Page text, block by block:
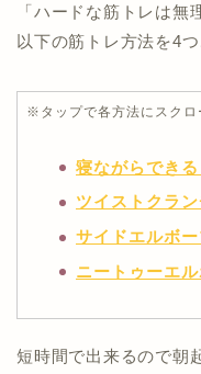
「ハードな筋トレは
以下の筋トレ方法を4つ
※タップで各方法にスクロ
寝ながらでき
ツイストクラ
サイドエルボ
ニートゥーエ
短時間で出来るので朝